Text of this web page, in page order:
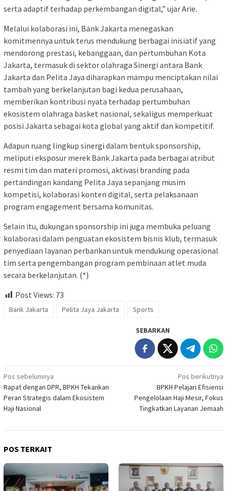
serta adaptif terhadap perkembangan digital,” ujar Arie.
Melalui kolaborasi ini, Bank Jakarta menegaskan
komitmennya untuk terus mendukung berbagai inisiatif yang
mendorong prestasi, kebanggaan, dan pertumbuhan Kota
Jakarta, termasuk di sektor olahraga Sinergi antara Bank
Jakarta dan Pelita Jaya diharapkan mampu menciptakan nilai
tambah yang berkelanjutan bagi kedua perusahaan,
memberikan kontribusi nyata terhadap pertumbuhan
ekosistem olahraga basket nasional, sekaligus memperkuat
posisi Jakarta sebagai kota global yang aktif dan kompetitif.
Adapun ruang lingkup sinergi dalam bentuk sponsorship,
meliputi eksposur merek Bank Jakarta pada berbagai atribut
resmi tim dan materi promosi, aktivasi branding pada
pertandingan kandang Pelita Jaya sepanjang musim
kompetisi, kolaborasi konten digital, serta pelaksanaan
program engagement bersama komunitas.
Selain itu, dukungan sponsorship ini juga membuka peluang
kolaborasi dalam penguatan ekosistem bisnis klub, termasuk
penyediaan layanan perbankan untuk mendukung operasional
tim serta pengembangan program pembinaan atlet muda
secara berkelanjutan. (*)
Post Views: 73
Bank Jakarta Pelita Jaya Jakarta Sports
SEBARKAN
Navigasi
pos
Pos sebelumnya
Rapat dengan DPR, BPKH Tekankan
Peran Strategis dalam Ekosistem
Haji Nasional
Pos berikutnya
BPKH Pelajari Efisiensi
Pengelolaan Haji Mesir, Fokus
Tingkatkan Layanan Jemaah
POS TERKAIT